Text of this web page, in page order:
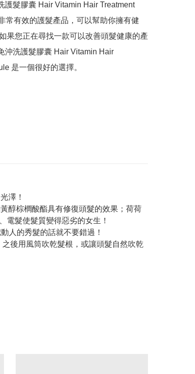
護髮膠囊 Hair Vitamin Hair Treatment
常有效的護髮產品，可以幫助你擁有健
果您正在尋找一款可以改善頭髮健康的產
沖洗護髮膠囊 Hair Vitamin Hair
是一個很好的選擇。
澤！
醇棕櫚酸酯具有修復頭髮的效果；荷荷
電髮使髮質變得惡劣的女生！
人的秀髮的話就不要錯過！
後用風筒吹乾髮根，或讓頭髮自然吹乾